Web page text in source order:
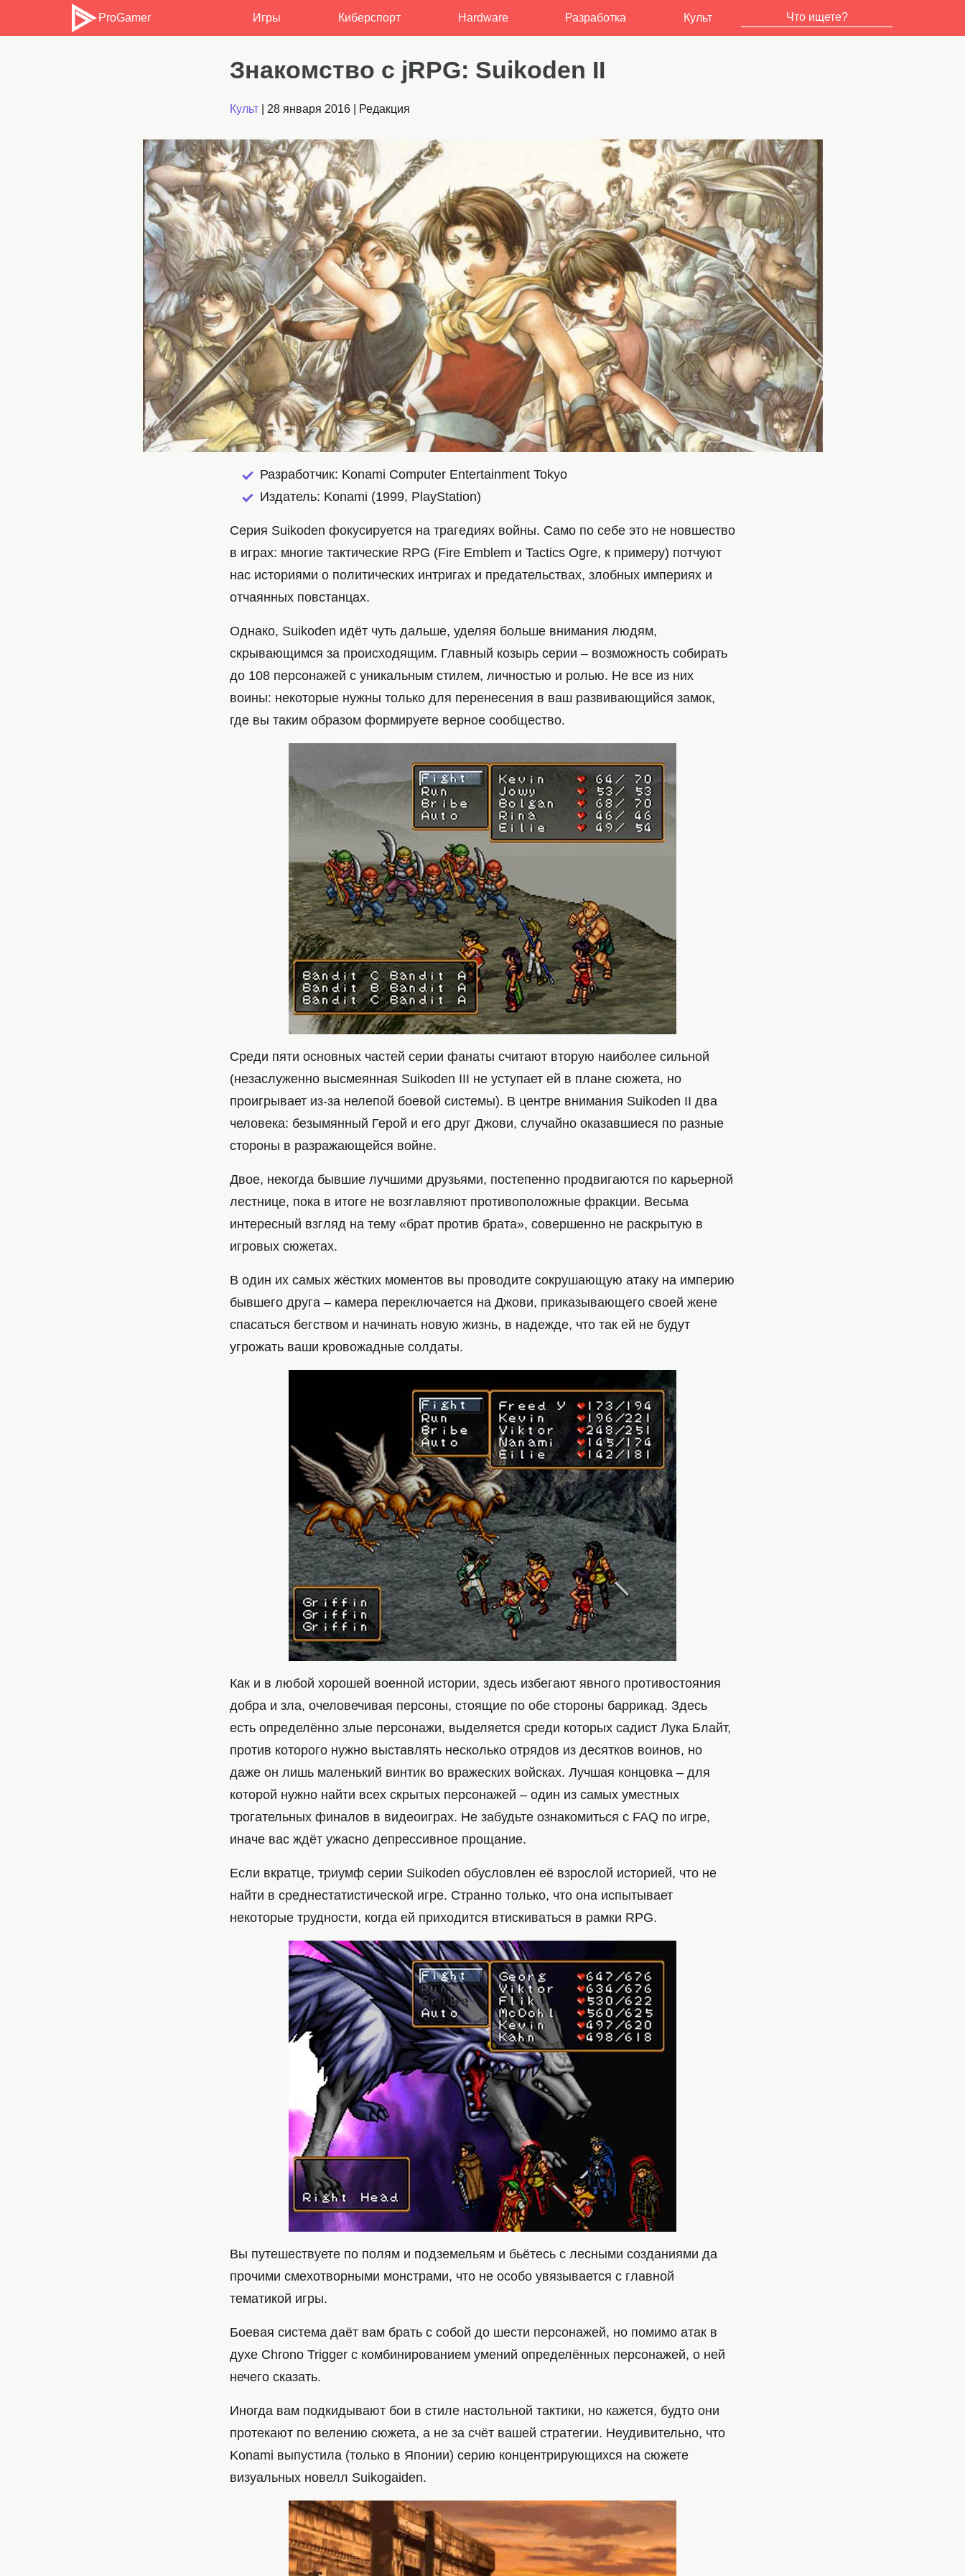
ProGamer Игры Киберспорт Hardware Разработка Культ
Знакомство с jRPG: Suikoden II
Культ 28 января 2016 Редакция
Разработчик: Konami Computer Entertainment Tokyo
Издатель: Konami (1999, PlayStation)
Серия Suikoden фокусируется на трагедиях войны. Само по себе это не новшество
в играх: многие тактические RPG (Fire Emblem и Tactics Ogre, к примеру) потчуют
нас историями о политических интригах и предательствах, злобных империях и
отчаянных повстанцах.
Однако, Suikoden идёт чуть дальше, уделяя больше внимания людям,
скрывающимся за происходящим. Главный козырь серии – возможность собирать
до 108 персонажей с уникальным стилем, личностью и ролью. Не все из них
воины: некоторые нужны только для перенесения в ваш развивающийся замок,
где вы таким образом формируете верное сообщество.
Среди пяти основных частей серии фанаты считают вторую наиболее сильной
(незаслуженно высмеянная Suikoden III не уступает ей в плане сюжета, но
проигрывает из-за нелепой боевой системы). В центре внимания Suikoden II два
человека: безымянный Герой и его друг Джови, случайно оказавшиеся по разные
стороны в разражающейся войне.
Двое, некогда бывшие лучшими друзьями, постепенно продвигаются по карьерной
лестнице, пока в итоге не возглавляют противоположные фракции. Весьма
интересный взгляд на тему «брат против брата», совершенно не раскрытую в
игровых сюжетах.
В один их самых жёстких моментов вы проводите сокрушающую атаку на империю
бывшего друга – камера переключается на Джови, приказывающего своей жене
спасаться бегством и начинать новую жизнь, в надежде, что так ей не будут
угрожать ваши кровожадные солдаты.
Как и в любой хорошей военной истории, здесь избегают явного противостояния
добра и зла, очеловечивая персоны, стоящие по обе стороны баррикад. Здесь
есть определённо злые персонажи, выделяется среди которых садист Лука Блайт,
против которого нужно выставлять несколько отрядов из десятков воинов, но
даже он лишь маленький винтик во вражеских войсках. Лучшая концовка – для
которой нужно найти всех скрытых персонажей – один из самых уместных
трогательных финалов в видеоиграх. Не забудьте ознакомиться с FAQ по игре,
иначе вас ждёт ужасно депрессивное прощание.
Если вкратце, триумф серии Suikoden обусловлен её взрослой историей, что не
найти в среднестатистической игре. Странно только, что она испытывает
некоторые трудности, когда ей приходится втискиваться в рамки RPG.
Вы путешествуете по полям и подземельям и бьётесь с лесными созданиями да
прочими смехотворными монстрами, что не особо увязывается с главной
тематикой игры.
Боевая система даёт вам брать с собой до шести персонажей, но помимо атак в
духе Chrono Trigger с комбинированием умений определённых персонажей, о ней
нечего сказать.
Иногда вам подкидывают бои в стиле настольной тактики, но кажется, будто они
протекают по велению сюжета, а не за счёт вашей стратегии. Неудивительно, что
Konami выпустила (только в Японии) серию концентрирующихся на сюжете
визуальных новелл Suikogaiden.